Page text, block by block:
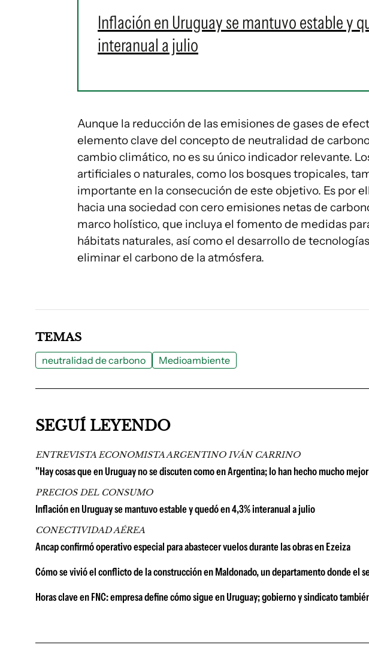
Inflación en Uruguay se mantuvo estable y
interanual a julio
Aunque la reducción de las emisiones de gases de
elemento clave del concepto de neutralidad de
cambio climático, no es su único indicador relevante.
artificiales o naturales, como los bosques tropicales,
importante en la consecución de este objetivo. Es por
hacia una sociedad con cero emisiones netas de
marco holístico, que incluya el fomento de medidas
hábitats naturales, así como el desarrollo de
eliminar el carbono de la atmósfera.
TEMAS
neutralidad de carbono Medioambiente
SEGUÍ LEYENDO
ENTREVISTA ECONOMISTA ARGENTINO IVÁN CARRINO
"Hay cosas que en Uruguay no se discuten como en Argentina; lo han hecho mucho
PRECIOS DEL CONSUMO
Inflación en Uruguay se mantuvo estable y quedó en 4,3% interanual a julio
CONECTIVIDAD AÉREA
Ancap confirmó operativo especial para abastecer vuelos durante las obras en Ezeiza
Cómo se vivió el conflicto de la construcción en Maldonado, un departamento donde el
Horas clave en FNC: empresa define cómo sigue en Uruguay; gobierno y sindicato